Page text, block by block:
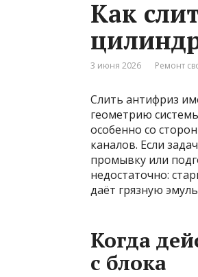
Как
3 июня 2026 Ремонт
Слить антифриз
геометрию
особенно со
каналов. Если
промывку или
недостаточно:
даёт грязную
Когда
с блока